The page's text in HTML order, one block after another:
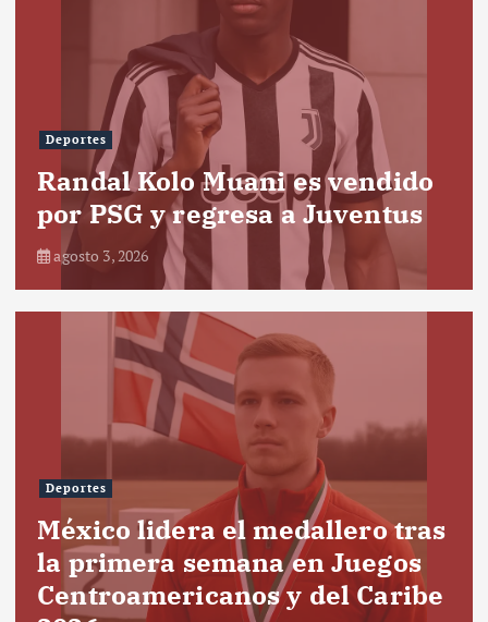
Deportes
Randal Kolo Muani es vendido
por PSG y regresa a Juventus
agosto 3, 2026
Deportes
México lidera el medallero tras
la primera semana en Juegos
Centroamericanos y del Caribe